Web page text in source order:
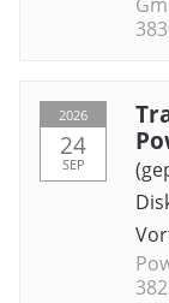
2026
24
SEP